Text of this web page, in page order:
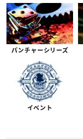
パンチャーシリーズ
イベント